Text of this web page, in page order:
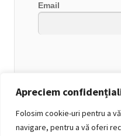
Apreciem
Folosim cookie-uri pentru a
navigare, pentru a vă oferi
Email